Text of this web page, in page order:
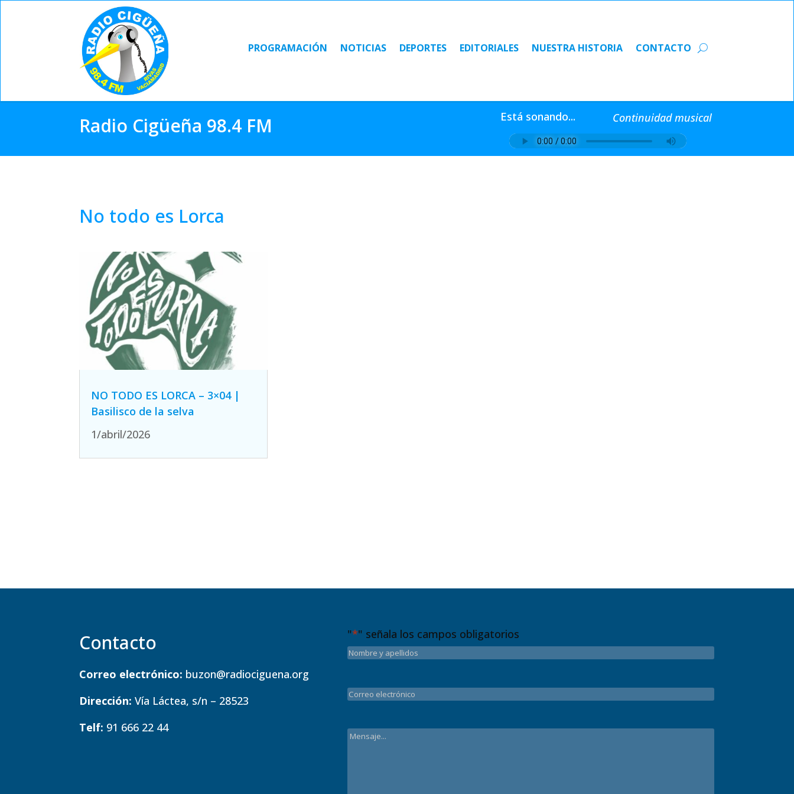
PROGRAMACIÓN NOTICIAS DEPORTES EDITORIALES NUESTRA HISTORIA CONTACTO
PROGRAMACIÓN NOTICIAS DEPORTES EDITORIALES NUESTRA HISTORIA CONTACTO
Radio Cigüeña 98.4 FM Está sonando... Continuidad musical
No todo es Lorca
NO TODO ES LORCA – 3×04 |
Basilisco de la selva
1/abril/2026
Contacto
Correo electrónico: buzon@radiociguena.org
Dirección: Vía Láctea, s/n – 28523
Telf: 91 666 22 44
"*" señala los campos obligatorios